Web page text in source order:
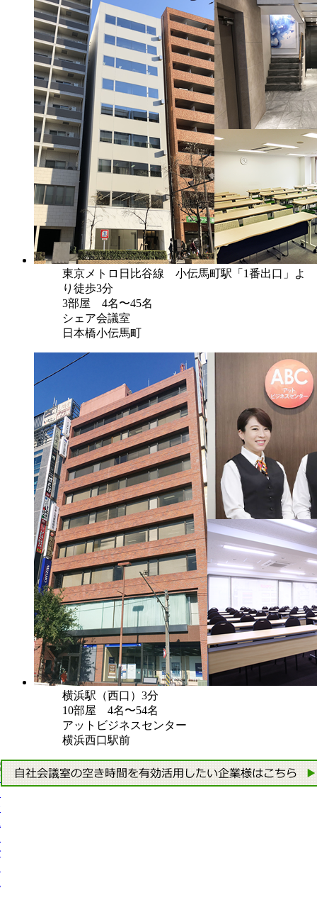
東京メトロ日比谷線 小伝馬町駅「1番出口」よ
り徒歩3分
3部屋 4名〜45名
シェア会議室
日本橋小伝馬町
横浜駅（西口）3分
10部屋 4名〜54名
アットビジネスセンター
横浜西口駅前